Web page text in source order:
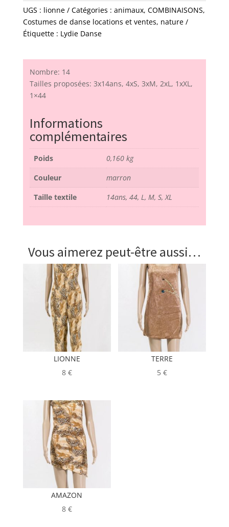
UGS : lionne Catégories : animaux, COMBINAISONS,
Costumes de danse locations et ventes, nature
Étiquette : Lydie Danse
Nombre: 14
Tailles proposées: 3x14ans, 4xS, 3xM, 2xL, 1xXL,
1×44
Informations
complémentaires
Poids
0,160 kg
Couleur
marron
Taille textile
14ans, 44, L, M, S, XL
Vous aimerez peut-être aussi…
LIONNE
8 €
TERRE
5€
AMAZON
8 €